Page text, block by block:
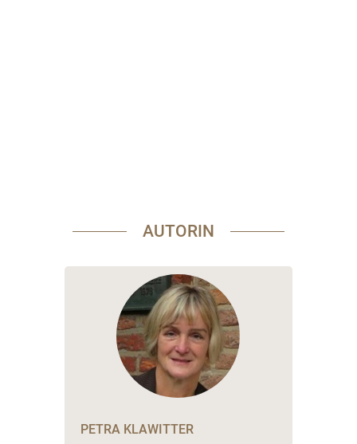
AUTORIN
PETRA KLAWITTER